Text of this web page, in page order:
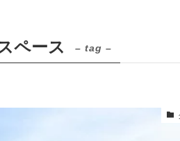
ペース – tag –